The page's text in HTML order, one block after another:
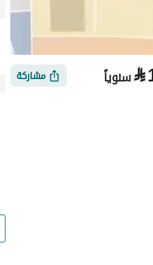
⃁سنوياً مشاركة